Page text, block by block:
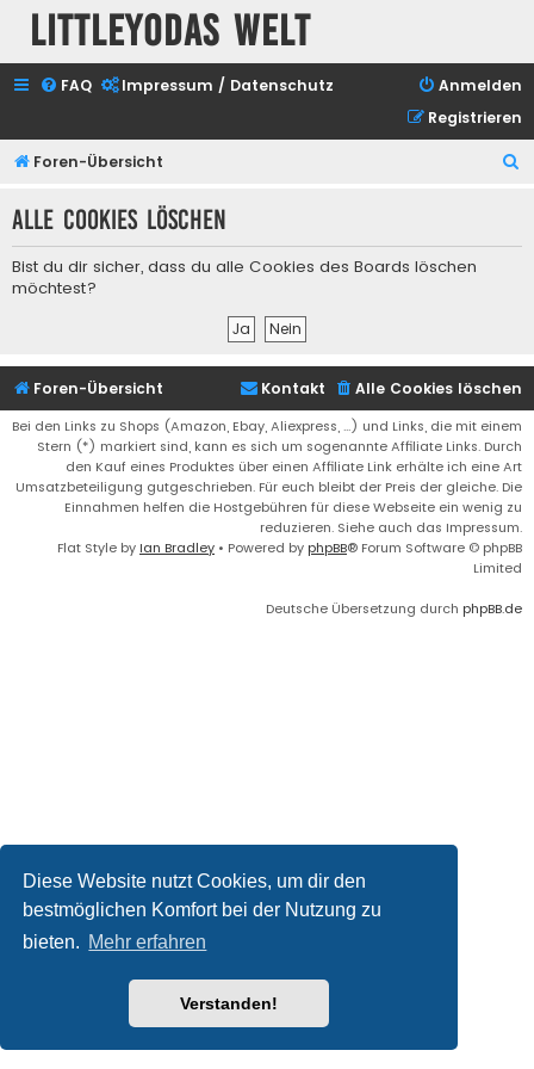
Diese Website nutzt Cookies, um dir den
bestmöglichen Komfort bei der Nutzung zu
bieten. Mehr erfahren
Verstanden!
Littleyodas Welt
FAQ Impressum / Datenschutz
Anmelden
Registrieren
Foren-Übersicht
h
Alle Cookies löschen
Bist du dir sicher, dass du alle Cookies des Boards löschen
möchtest?
Foren-Übersicht Alle Cookies löschen
Kontakt
Bei den Links zu Shops (Amazon, Ebay, Aliexpress, ...) und Links, die mit einem
Stern (*) markiert sind, kann es sich um sogenannte Affiliate Links. Durch
den Kauf eines Produktes über einen Affiliate Link erhälte ich eine Art
Umsatzbeteiligung gutgeschrieben. Für euch bleibt der Preis der gleiche. Die
Einnahmen helfen die Hostgebühren für diese Webseite ein wenig zu
reduzieren. Siehe auch das Impressum.
Flat Style by Ian Bradley • Powered by phpBB® Forum Software © phpBB
Limited
Deutsche Übersetzung durch phpBB.de